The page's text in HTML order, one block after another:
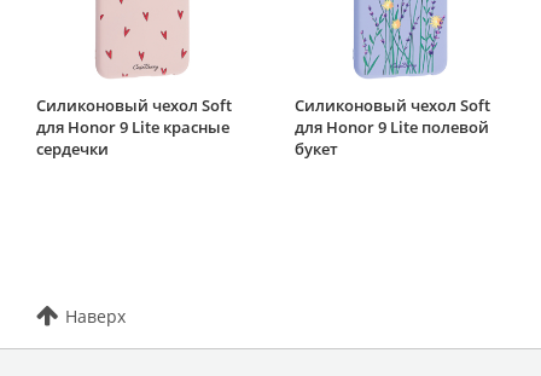
Силиконовый чехол Soft
для Honor 9 Lite красные
сердечки
Силиконовый чехол Soft
для Honor 9 Lite полевой
букет
Наверх